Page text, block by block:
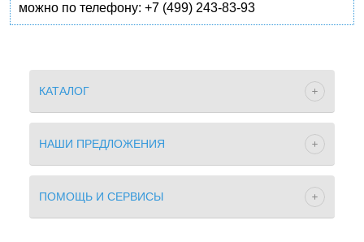
можно по телефону: +7 (499) 243-83-93
КАТАЛОГ
НАШИ ПРЕДЛОЖЕНИЯ
ПОМОЩЬ И СЕРВИСЫ